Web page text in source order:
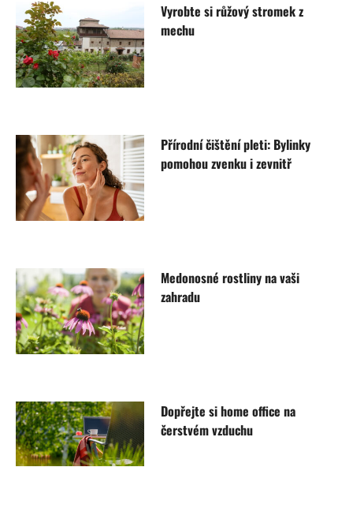
Vyrobte si růžový stromek z
mechu
Přírodní čištění pleti: Bylinky
pomohou zvenku i zevnitř
Medonosné rostliny na vaši
zahradu
Dopřejte si home office na
čerstvém vzduchu